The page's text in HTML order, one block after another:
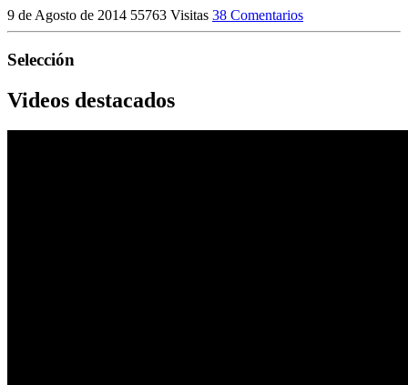
9 de Agosto de 2014 55763 Visitas 38 Comentarios
Selección
Videos destacados